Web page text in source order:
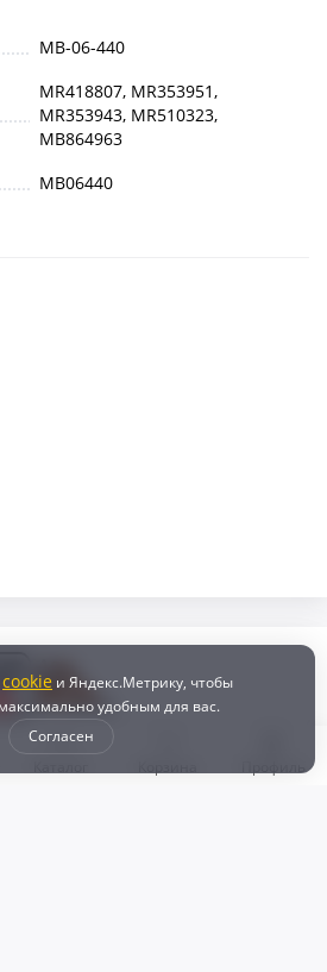
MB-06-440
MR418807, MR353951,
MR353943, MR510323,
MB864963
MB06440
cookie и Яндекс.Метрику, чтобы
удобным для вас.
Согласен